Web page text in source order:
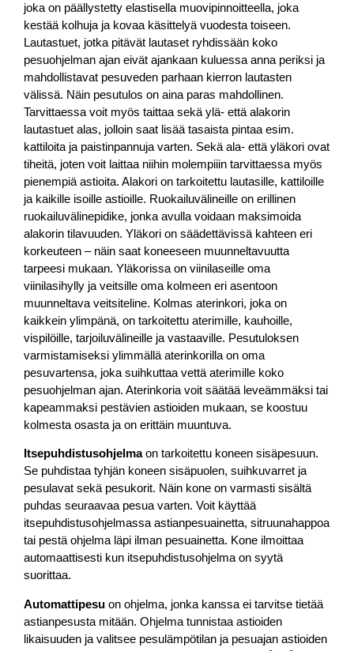
joka on päällystetty elastisella muovipinnoitteella, joka
kestää kolhuja ja kovaa käsittelyä vuodesta toiseen.
Lautastuet, jotka pitävät lautaset ryhdissään koko
pesuohjelman ajan eivät ajankaan kuluessa anna periksi ja
mahdollistavat pesuveden parhaan kierron lautasten
välissä. Näin pesutulos on aina paras mahdollinen.
Tarvittaessa voit myös taittaa sekä ylä- että alakorin
lautastuet alas, jolloin saat lisää tasaista pintaa esim.
kattiloita ja paistinpannuja varten. Sekä ala- että yläkori ovat
tiheitä, joten voit laittaa niihin molempiiin tarvittaessa myös
pienempiä astioita. Alakori on tarkoitettu lautasille, kattiloille
ja kaikille isoille astioille. Ruokailuvälineille on erillinen
ruokailuvälinepidike, jonka avulla voidaan maksimoida
alakorin tilavuuden. Yläkori on säädettävissä kahteen eri
korkeuteen – näin saat koneeseen muunneltavuutta
tarpeesi mukaan. Yläkorissa on viinilaseille oma
viinilasihylly ja veitsille oma kolmeen eri asentoon
muunneltava veitsiteline. Kolmas aterinkori, joka on
kaikkein ylimpänä, on tarkoitettu aterimille, kauhoille,
vispilöille, tarjoiluvälineille ja vastaaville. Pesutuloksen
varmistamiseksi ylimmällä aterinkorilla on oma
pesuvartensa, joka suihkuttaa vettä aterimille koko
pesuohjelman ajan. Aterinkoria voit säätää leveämmäksi tai
kapeammaksi pestävien astioiden mukaan, se koostuu
kolmesta osasta ja on erittäin muuntuva.
Itsepuhdistusohjelmaon tarkoitettu koneen sisäpesuun.
Se puhdistaa tyhjän koneen sisäpuolen, suihkuvarret ja
pesulavat sekä pesukorit. Näin kone on varmasti sisältä
puhdas seuraavaa pesua varten. Voit käyttää
itsepuhdistusohjelmassa astianpesuainetta, sitruunahappoa
tai pestä ohjelma läpi ilman pesuainetta. Kone ilmoittaa
automaattisesti kun itsepuhdistusohjelma on syytä
suorittaa.
Automattipesu on ohjelma, jonka kanssa ei tarvitse tietää
astianpesusta mitään. Ohjelma tunnistaa astioiden
likaisuuden ja valitsee pesulämpötilan ja pesuajan astioiden